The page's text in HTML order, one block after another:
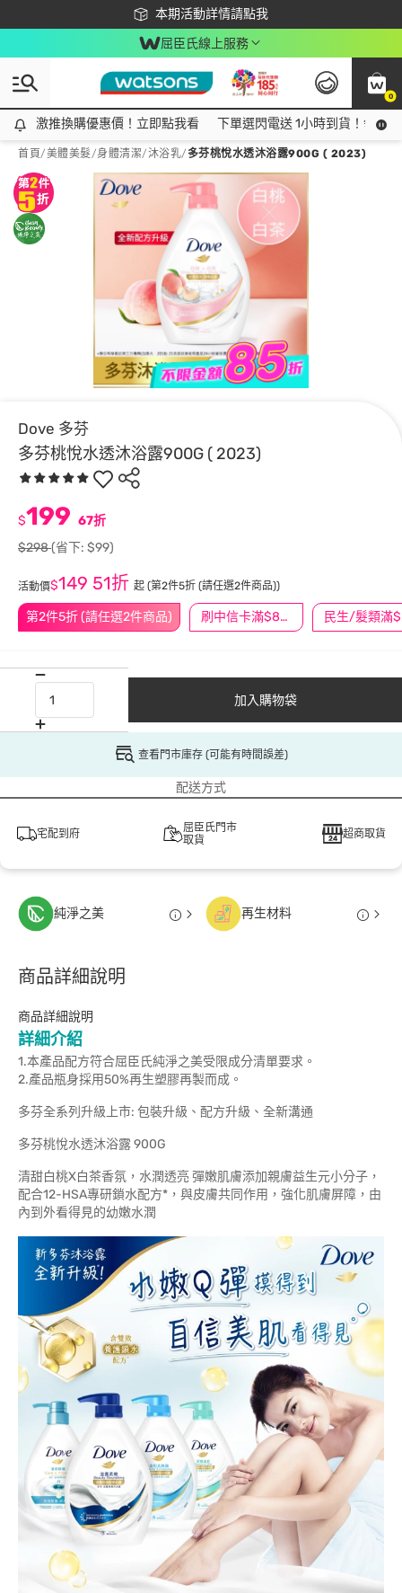
本期活動詳情請點我
下載app最高回饋$350
屈臣氏線上服務
0
激推換購優惠價！立即點我看
激推換購優惠價！立即點我看 下單選閃電送 1小時到貨！領神
首頁/美體美髮/身體清潔/沐浴乳/多芬桃悅水透沐浴露900G ( 2023)
Dove 多芬
多芬桃悅水透沐浴露900G ( 2023)
第2件5折 (請任選2件商品) 刷中信卡滿$888送3萬點
$199 67折
$298(省下: $99)
活動價$149 51折 起 (第2件5折 (請任選2件商品))
加入購物袋
查看門市庫存 (可能有時間誤差)
配送方式
宅配到府
屈臣氏門市
取貨
超商取貨
純淨之美 再生材料
商品詳細說明
商品詳細說明
詳細介紹
1.本產品配方符合屈臣氏純淨之美受限成分清單要求。
2.產品瓶身採用50%再生塑膠再製而成。
多芬全系列升級上市: 包裝升級、配方升級、全新溝通
多芬桃悅水透沐浴露 900G
清甜白桃X白茶香氛，水潤透亮 彈嫩肌膚添加親膚益生元小分子，
配合12-HSA專研鎖水配方*，與皮膚共同作用，強化肌膚屏障，由
內到外看得見的幼嫩水潤